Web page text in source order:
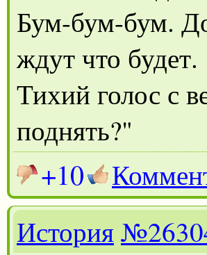
Бум-бум-бум.
ждут что будет.
Тихий голос с
поднять?"
+10
История